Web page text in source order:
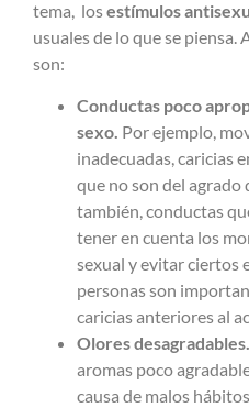
tema, losestímulos
usuales de lo que se piensa.
son:
Conductas poco
sexo. Por ejemplo,
inadecuadas, caricias
que no son del agrado
también, conductas
tener en cuenta los
sexual y evitar ciertos
personas son
caricias anteriores al
Olores desagradables.
aromas poco
causa de malos